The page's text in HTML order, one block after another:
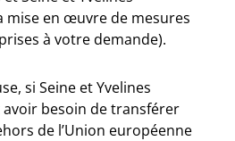
mise en œuvre de mesures
à votre demande).
si Seine et Yvelines
besoin de transférer
de l’Union européenne